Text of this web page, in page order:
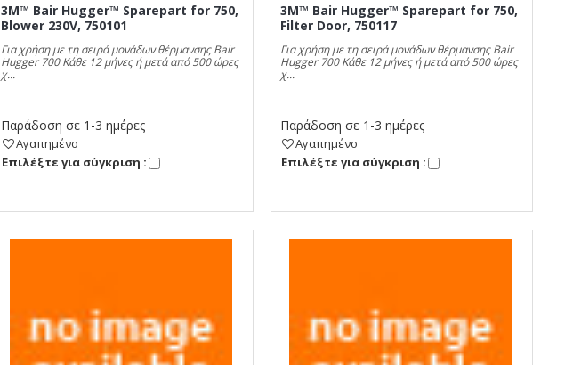
3M™ Bair Hugger™ Sparepart for 750,
Blower 230V, 750101
Για χρήση με τη σειρά μονάδων θέρμανσης Bair
Hugger 700 Κάθε 12 μήνες ή μετά από 500 ώρες
χ...
Παράδοση σε 1-3 ημέρες
Αγαπημένο
Eπιλέξτε για σύγκριση :
3M™ Bair Hugger™ Sparepart for 750,
Filter Door, 750117
Για χρήση με τη σειρά μονάδων θέρμανσης Bair
Hugger 700 Κάθε 12 μήνες ή μετά από 500 ώρες
χ...
Παράδοση σε 1-3 ημέρες
Αγαπημένο
Eπιλέξτε για σύγκριση :